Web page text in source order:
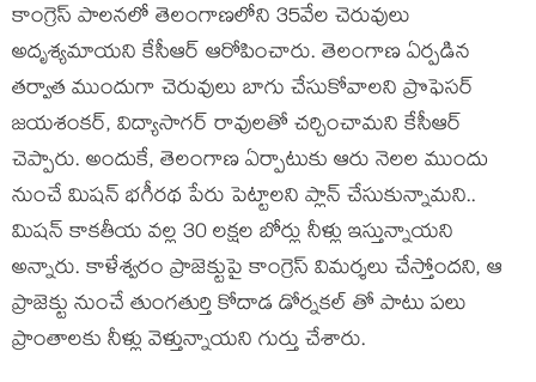
కాంగ్రెస్ పాలనలో తెలంగాణలోని 35వేల చెరువులు
అదృశ్యమాయని కేసీఆర్ ఆరోపించారు. తెలంగాణ ఏర్పడిన
తర్వాత ముందుగా చెరువులు బాగు చేసుకోవాలని ప్రొఫెసర్
జయశంకర్, విద్యాసాగర్ రావులతో చర్చించామని కేసీఆర్
చెప్పారు. అందుకే, తెలంగాణ ఏర్పాటుకు ఆరు నెలల ముందు
నుంచే మిషన్ భగీరథ పేరు పెట్టాలని ప్లాన్ చేసుకున్నామని..
మిషన్ కాకతీయ వల్ల 30 లక్షల బోర్లు నీళ్లు ఇస్తున్నాయని
అన్నారు. కాళేశ్వరం ప్రాజెక్టుపై కాంగ్రెస్ విమర్శలు చేస్తోందని, ఆ
ప్రాజెక్టు నుంచే తుంగతుర్తి కోదాడ డోర్నకల్ తో పాటు పలు
ప్రాంతాలకు నీళ్లు వెళ్తున్నాయని గుర్తు చేశారు.